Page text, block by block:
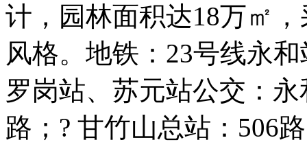
计，园林面积达18万㎡
风格。地铁：23号线永
罗岗站、苏元站公交：
路；? 甘竹山总站：506